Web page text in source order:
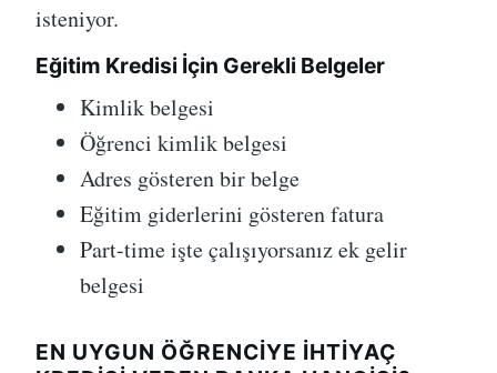
isteniyor.
Eğitim Kredisi İçin Gerekli Belgeler
Kimlik belgesi
Öğrenci kimlik belgesi
Adres gösteren bir belge
Eğitim giderlerini gösteren fatura
Part-time işte çalışıyorsanız ek gelir
belgesi
EN UYGUN ÖĞRENCIYE İHTIYAÇ